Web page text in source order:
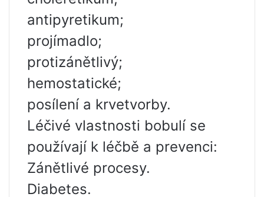
antipyretikum;
projímadlo;
protizánětlivý;
hemostatické;
posílení a krvetvorby.
Léčivé vlastnosti bobulí se
používají k léčbě a prevenci:
Zánětlivé procesy.
Diabetes.